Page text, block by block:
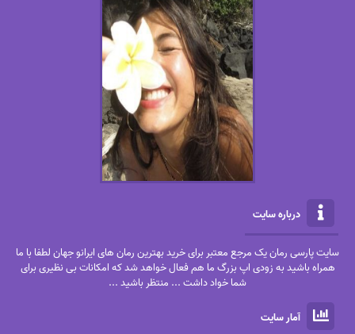
درباره سایت
سایت پارسی رمان یک مرجع معتبر برای خرید بهترین رمان های ایرانو جهان لطفا با ما
همراه باشید به زودی اپ بزرگ ما هم فعال خواهد شد که امکانات بی نظیری برای
شما خواد داشت ... منتظر باشید ...
آمار سایت